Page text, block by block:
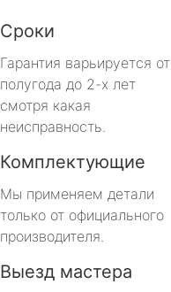
Сроки
Гарантия варьируется от
полугода до 2-х лет
смотря какая
неисправность.
Комплектующие
Мы применяем детали
только от официального
производителя.
Выезд мастера